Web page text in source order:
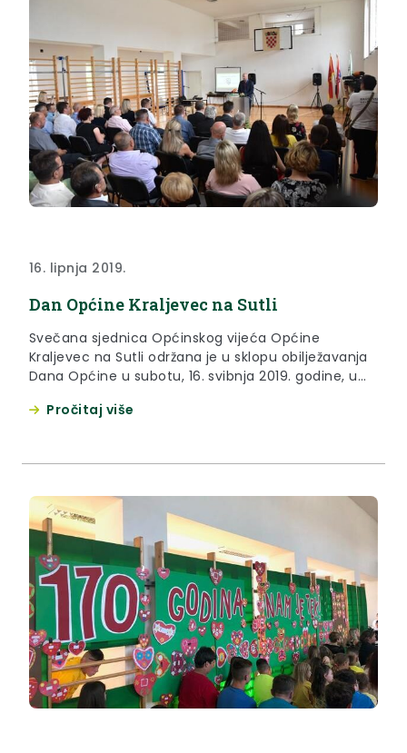
16. lipnja 2019.
Dan Općine Kraljevec na Sutli
Svečana sjednica Općinskog vijeća Općine
Kraljevec na Sutli održana je u sklopu obilježavanja
Dana Općine u subotu, 16. svibnja 2019. godine, u
Kraljevec na Sutli.
Pročitaj više